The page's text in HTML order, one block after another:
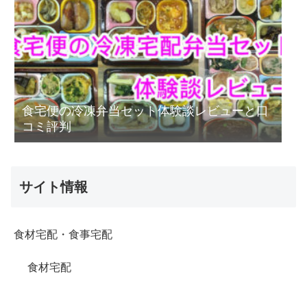
食宅便の冷凍弁当セット体験談レビューと口
コミ評判
サイト情報
食材宅配・食事宅配
食材宅配